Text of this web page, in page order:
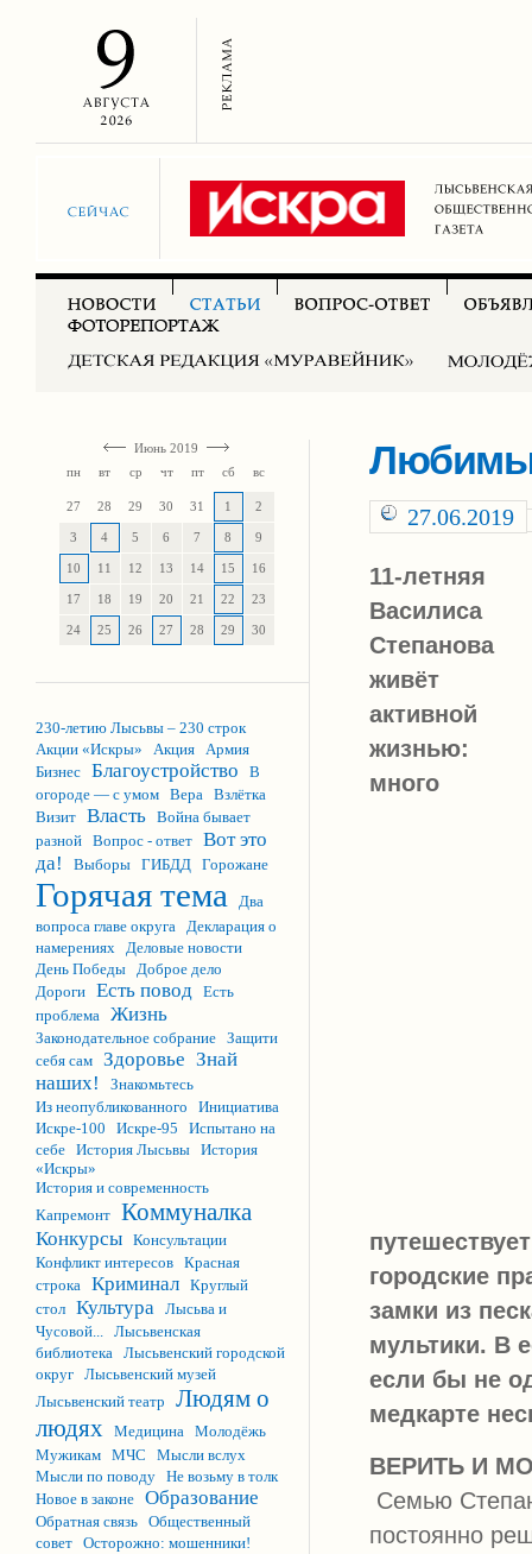
Июнь 2019
пн
вт ср чт пт сб вс
27 28 29 30 31 1 2
3 4 5 6 7 8 9
10 11 12 13 14 15 16
17 18 19 20 21 22 23
24 25 26 27 28 29 30
230-летию Лысьвы – 230 строк
Акции «Искры»
Акция Армия
Бизнес Благоустройство
В
огороде — с умом Вера Взлётка
Визит Власть Война бывает
разной Вопрос - ответ Вот это
да!
Выборы ГИБДД Горожане
Горячая тема
Два
вопроса главе округа Декларация о
намерениях Деловые новости
День Победы Доброе дело
Дороги Есть повод Есть
проблема Жизнь
Законодательное собрание Защити
себя сам Здоровье Знай
наших!
Знакомьтесь
Из неопубликованного
Инициатива
Искре-100
Искре-95
Испытано на
себе История Лысьвы История
«Искры»
История и современность
Капремонт Коммуналка
Конкурсы Консультации
Конфликт интересов Красная
строка Криминал Круглый
стол Культура Лысьва и
Чусовой... Лысьвенская
библиотека Лысьвенский городской
округ Лысьвенский музей
Лысьвенский театр
Людям о
людях Медицина Молодёжь
Мужикам МЧС
Мысли вслух
Мысли по поводу Не возьму в толк
Новое в законе Образование
Обратная связь Общественный
совет Осторожно: мошенники!
27.06.2019
11-летняя
Василиса
Степанова
живёт
активной
жизнью:
много
городские
замки из
мультики. В
если бы не
медкарте
ВЕРИТЬ И
Семью
постоянно